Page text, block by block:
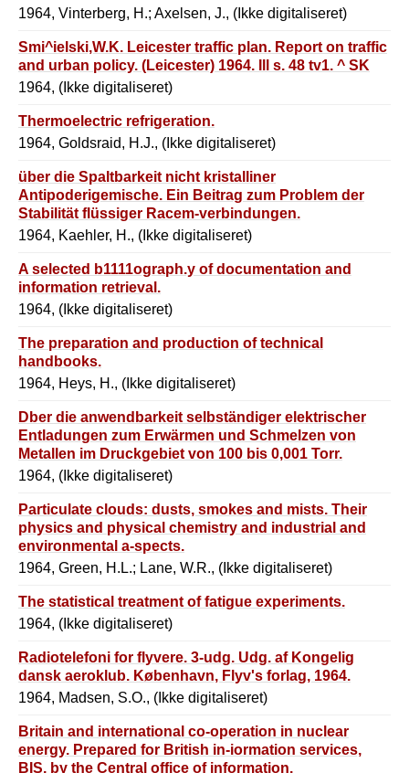
1964, Vinterberg, H.; Axelsen, J., (Ikke digitaliseret)
Smi^ielski,W.K. Leicester traffic plan. Report on traffic
and urban policy. (Leicester) 1964. Ill s. 48 tv1. ^ SK
1964, (Ikke digitaliseret)
Thermoelectric refrigeration.
1964, Goldsraid, H.J., (Ikke digitaliseret)
über die Spaltbarkeit nicht kristalliner
Antipoderigemische. Ein Beitrag zum Problem der
Stabilität flüssiger Racem-verbindungen.
1964, Kaehler, H., (Ikke digitaliseret)
A selected b1111ograph.y of documentation and
information retrieval.
1964, (Ikke digitaliseret)
The preparation and production of technical
handbooks.
1964, Heys, H., (Ikke digitaliseret)
Dber die anwendbarkeit selbständiger elektrischer
Entladungen zum Erwärmen und Schmelzen von
Metallen im Druckgebiet von 100 bis 0,001 Torr.
1964, (Ikke digitaliseret)
Particulate clouds: dusts, smokes and mists. Their
physics and physical chemistry and industrial and
environmental a-spects.
1964, Green, H.L.; Lane, W.R., (Ikke digitaliseret)
The statistical treatment of fatigue experiments.
1964, (Ikke digitaliseret)
Radiotelefoni for flyvere. 3-udg. Udg. af Kongelig
dansk aeroklub. København, Flyv's forlag, 1964.
1964, Madsen, S.O., (Ikke digitaliseret)
Britain and international co-operation in nuclear
energy. Prepared for British in-iormation services,
BIS, by the Central office of information.